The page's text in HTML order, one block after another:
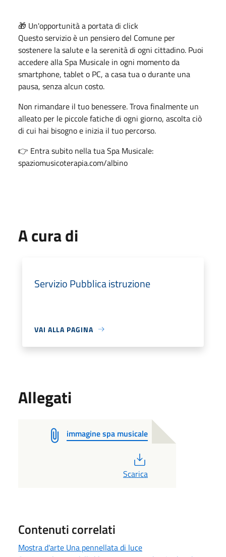
🎁 Un'opportunità a portata di click
Questo servizio è un pensiero del Comune per
sostenere la salute e la serenità di ogni cittadino. Puoi
accedere alla Spa Musicale in ogni momento da
smartphone, tablet o PC, a casa tua o durante una
pausa, senza alcun costo.
Non rimandare il tuo benessere. Trova finalmente un
alleato per le piccole fatiche di ogni giorno, ascolta ciò
di cui hai bisogno e inizia il tuo percorso.
👉 Entra subito nella tua Spa Musicale:
spaziomusicoterapia.com/albino
A cura di
Servizio Pubblica istruzione
VAI ALLA PAGINA
Allegati
immagine spa musicale
Scarica
Contenuti correlati
Mostra d'arte Una pennellata di luce